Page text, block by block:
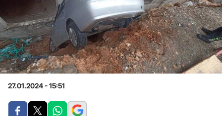
27.01.2024 - 15:51